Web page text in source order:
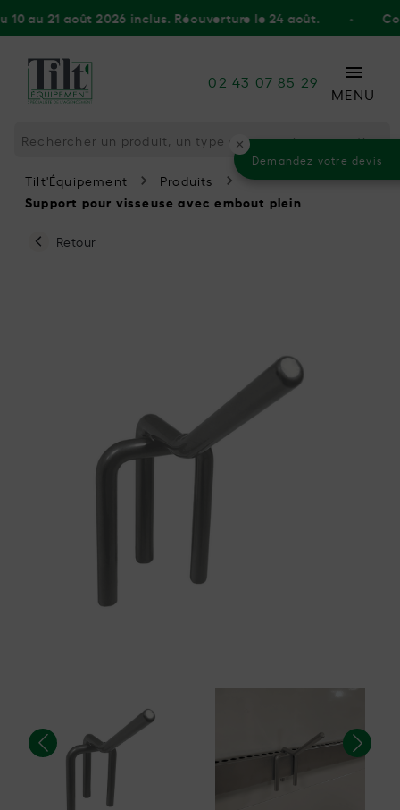
au 21 août 2026 inclus. Réouverture le 24 août.
Aucun résultat pour cette recherche...
02 43 07 85 29
MENU
Demandez votre devis
Tilt'Équipement
Produits
Support pour visseuse avec embout plein
Retour